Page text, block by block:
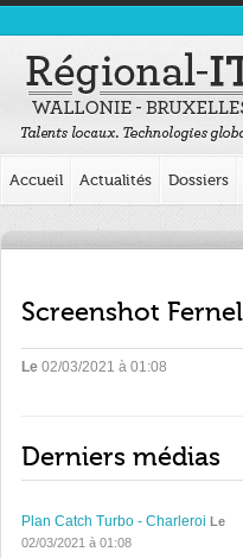
Accueil Actualités Dossiers
Screenshot
Le 02/03/2021 à 01:08
Derniers médias
Plan Catch Turbo - Charleroi Le
02/03/2021 à 01:08